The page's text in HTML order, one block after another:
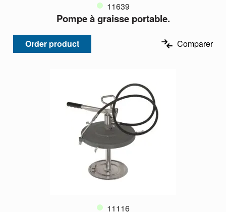
11639
Pompe à graisse portable.
Order product Comparer
11116